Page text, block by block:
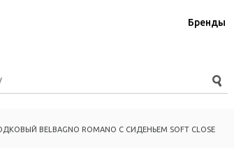
Бренды
BELBAGNO ROMANO С СИДЕНЬЕМ SOFT CLOSE